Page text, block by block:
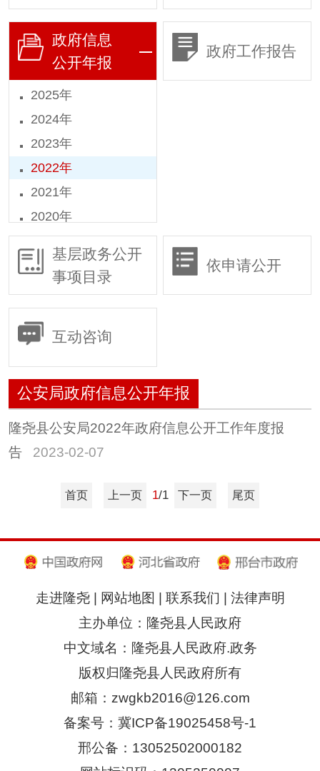
政府信息
公开年报
2025年
2024年
2023年
2022年
2021年
2020年
2019年
2018年
政府工作报告
基层政务公开
事项目录
依申请公开
互动咨询
公安局政府信息公开年报
隆尧县公安局2022年政府信息公开工作年度报
告
2023-02-07
首页 上一页 1/1 下一页 尾页
走进隆尧| 网站地图 联系我们
法律声明
主办单位：隆尧县人民政府
中文域名：隆尧县人民政府.政务
版权归隆尧县人民政府所有
邮箱：zwgkb2016@126.com
备案号：冀ICP备19025458号-1
邢公备：13052502000182